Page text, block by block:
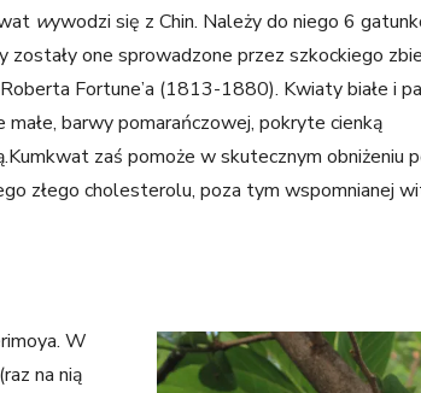
wywodzi się z Chin. Należy do niego 6
zostały one sprowadzone przez szkockiego
Fortune’a (1813-1880). Kwiaty białe i
małe, barwy pomarańczowej, pokryte cienką
zaś pomoże w skutecznym obniżeniu
złego cholesterolu, poza tym wspomnianej
W
na nią